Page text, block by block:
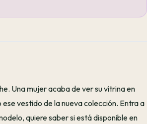
Una mujer acaba de ver su vitrina en
vestido de la nueva colección. Entra a
quiere saber si está disponible en